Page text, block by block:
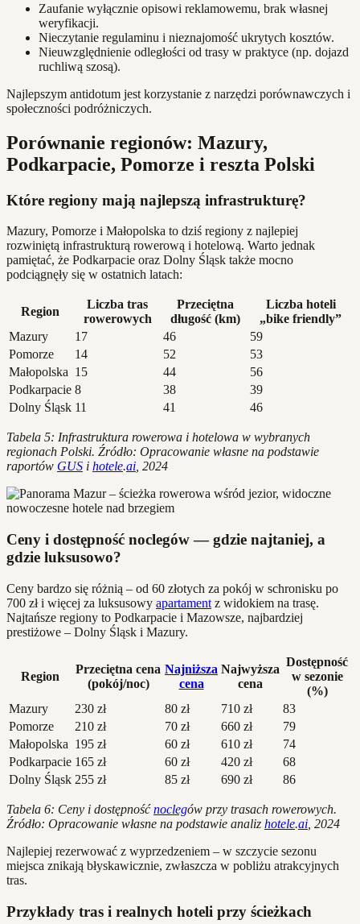
Zaufanie wyłącznie opisowi reklamowemu, brak własnej
weryfikacji.
Nieczytanie regulaminu i nieznajomość ukrytych kosztów.
Nieuwzględnienie odległości od trasy w praktyce (np. dojazd
ruchliwą szosą).
Najlepszym antidotum jest korzystanie z narzędzi porównawczych i
społeczności podróżniczych.
Porównanie regionów: Mazury,
Podkarpacie, Pomorze i reszta Polski
Które regiony mają najlepszą infrastrukturę?
Mazury, Pomorze i Małopolska to dziś regiony z najlepiej
rozwiniętą infrastrukturą rowerową i hotelową. Warto jednak
pamiętać, że Podkarpacie oraz Dolny Śląsk także mocno
podciągnęły się w ostatnich latach:
Region
Liczba tras
rowerowych
Przeciętna
długość (km)
Liczba hoteli
„bike friendly”
Mazury
17 46
59
Pomorze
14 52
53
Małopolska 15 44
56
Podkarpacie 8 38
39
Dolny Śląsk 11 41 46
Tabela 5: Infrastruktura rowerowa i hotelowa w wybranych
regionach Polski. Źródło: Opracowanie własne na podstawie
raportów GUS i hotele.ai, 2024
Ceny i dostępność noclegów — gdzie najtaniej, a
gdzie luksusowo?
Ceny bardzo się różnią – od 60 złotych za pokój w schronisku po
700 zł i więcej za luksusowy apartament z widokiem na trasę.
Najtańsze regiony to Podkarpacie i Mazowsze, najbardziej
prestiżowe – Dolny Śląsk i Mazury.
Region
Przeciętna cena
(pokój/noc)
Najniższa
cena
Najwyższa
cena
Dostępność
w sezonie
(%)
Mazury
230 zł 80 zł 710 zł
83
Pomorze
210 zł 70 zł 660 zł
79
Małopolska 195 zł 60 zł 610 zł
74
Podkarpacie 165 zł 60 zł 420 zł
68
Dolny Śląsk 255 zł 85 zł 690 zł 86
Tabela 6: Ceny i dostępnośćnoclegów przy trasach rowerowych.
Źródło: Opracowanie własne na podstawie analiz hotele.ai , 2024
Najlepiej rezerwować z wyprzedzeniem – w szczycie sezonu
miejsca znikają błyskawicznie, zwłaszcza w pobliżu atrakcyjnych
tras.
Przykłady tras i realnych hoteli przy ścieżkach